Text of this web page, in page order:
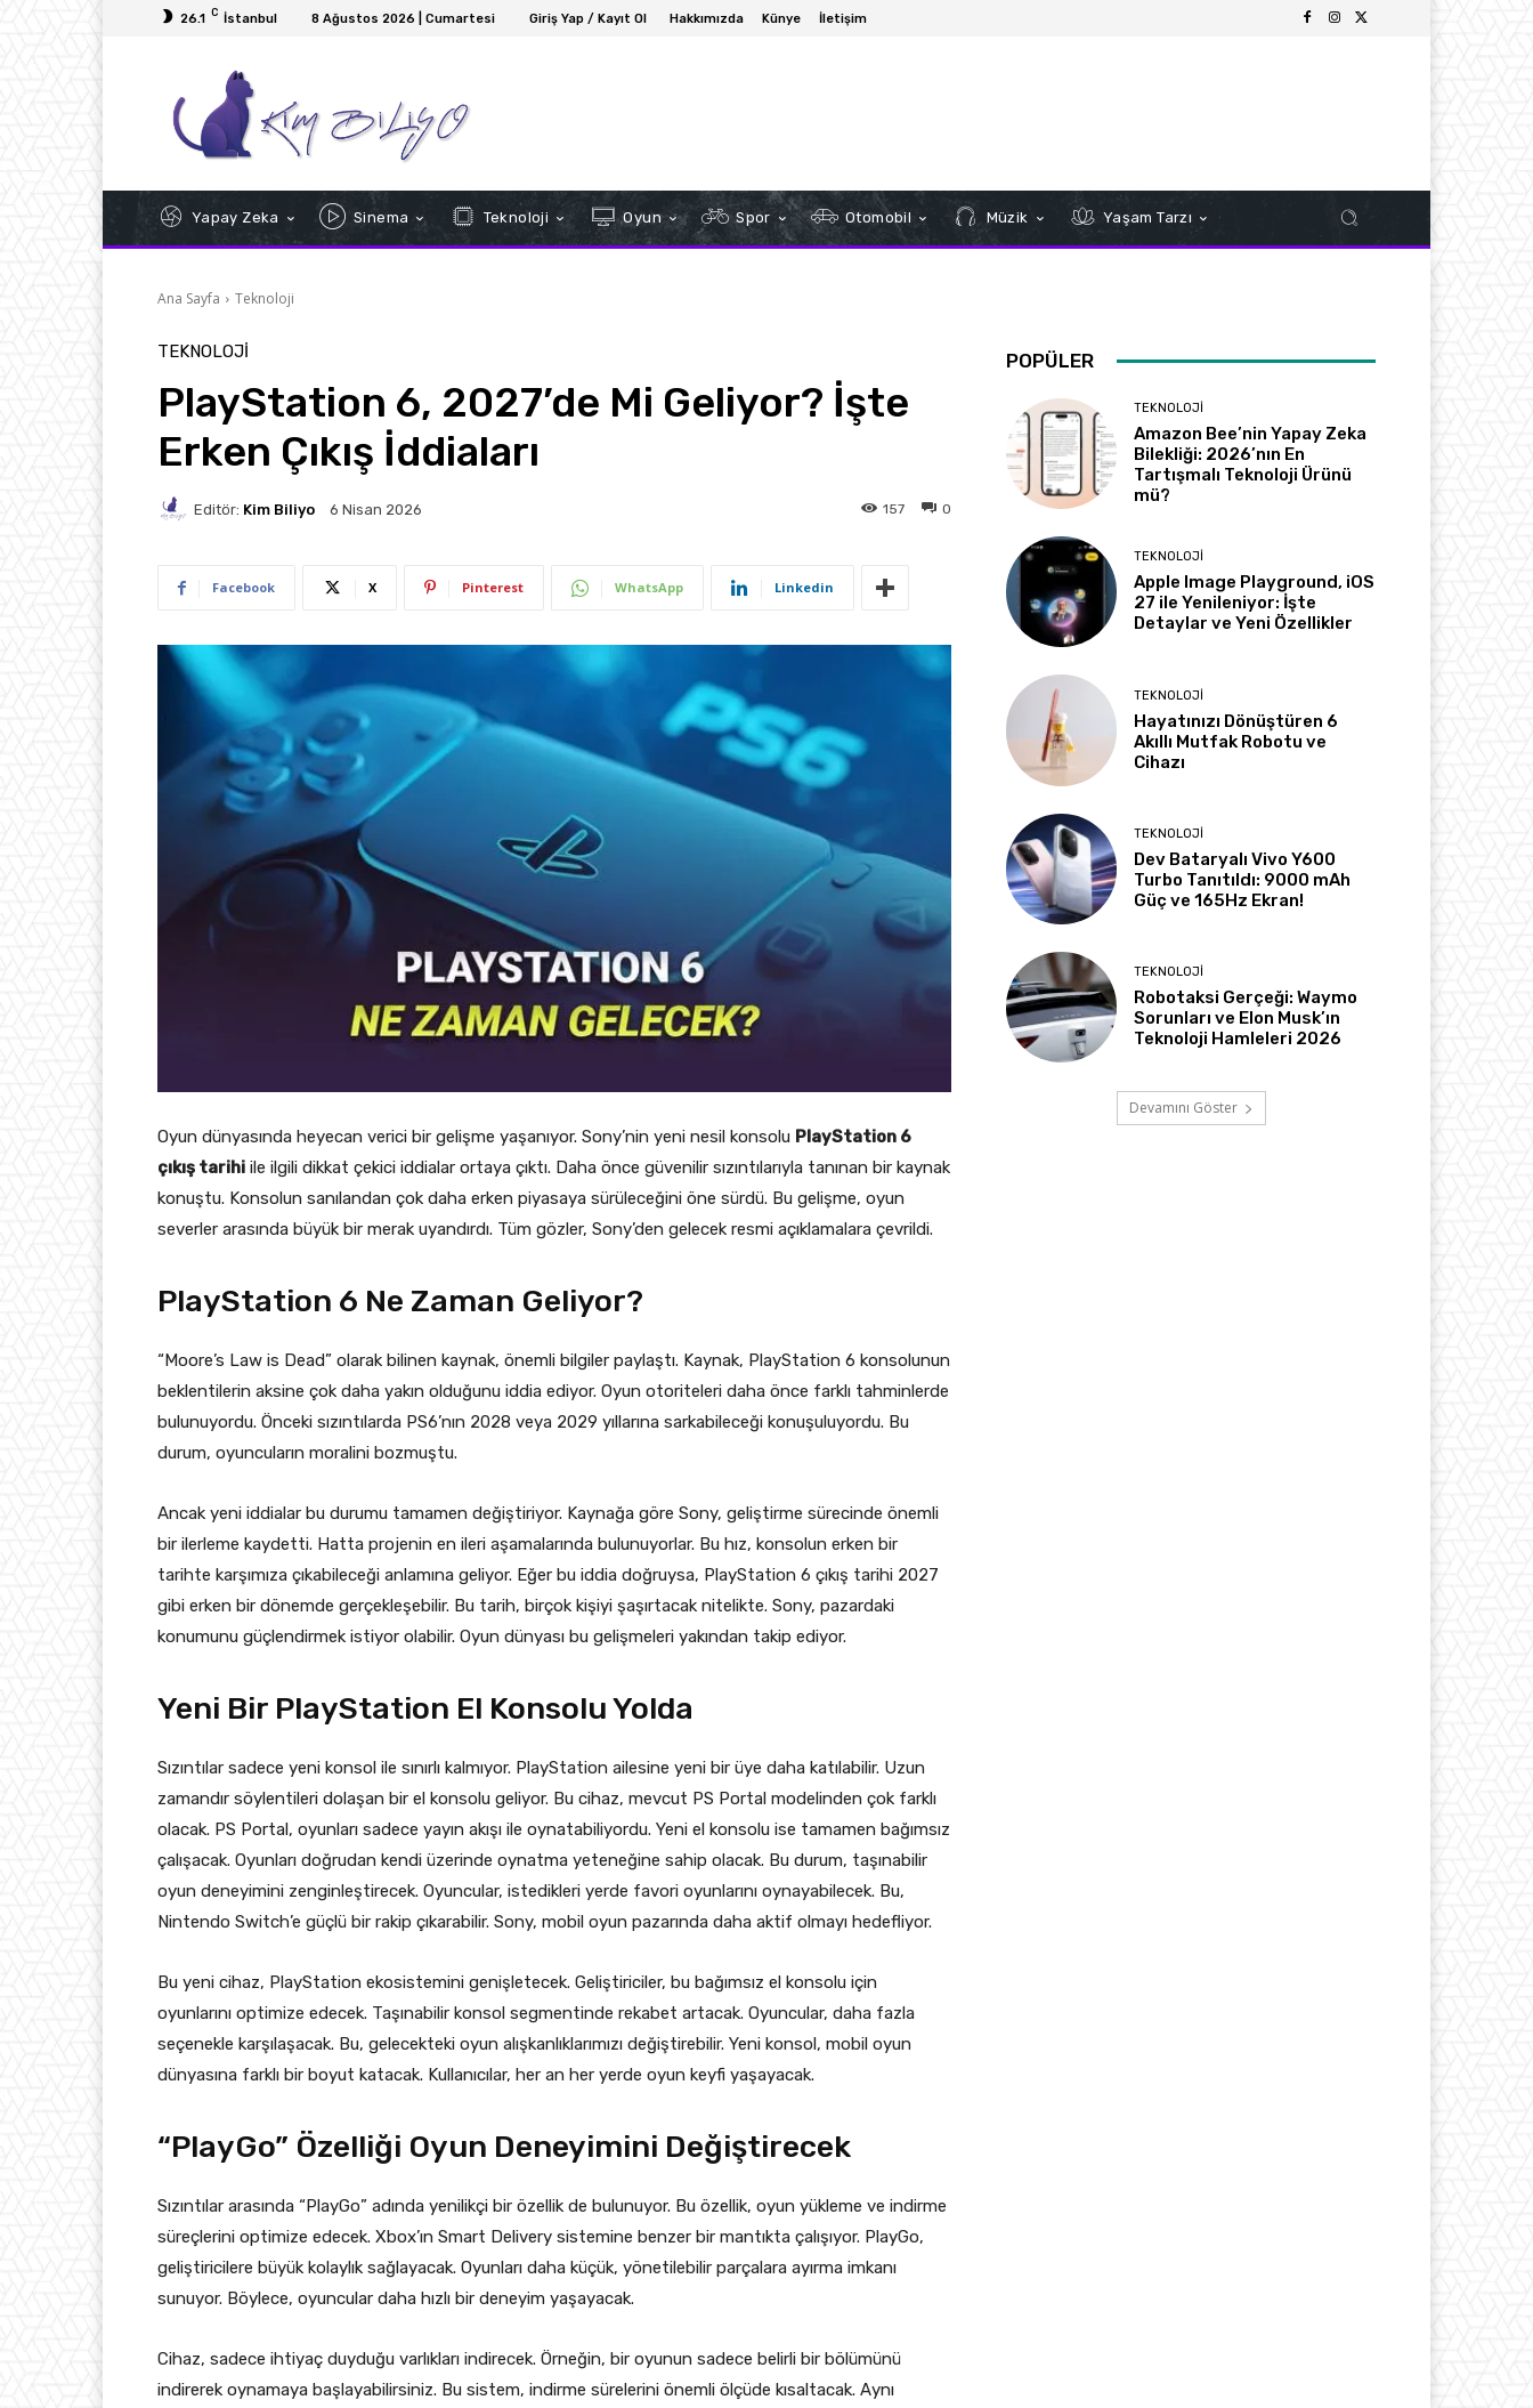
26.1 C İstanbul 8 Ağustos 2026 | Cumartesi Giriş Yap / Kayıt Ol Hakkımızda Künye İletişim
Yapay Zeka Sinema Teknoloji Oyun Spor Otomobil Müzik Yaşam Tarzı
Ana Sayfa Teknoloji
TEKNOLOJI
PlayStation 6, 2027’de Mi Geliyor? İşte
Erken Çıkış İddiaları
Editör: Kim Biliyo 6 Nisan 2026 0
157
Facebook X Pinterest WhatsApp Linkedin
Oyun dünyasında heyecan verici bir gelişme yaşanıyor. Sony’nin yeni nesil konsolu PlayStation 6
çıkış tarihi ile ilgili dikkat çekici iddialar ortaya çıktı. Daha önce güvenilir sızıntılarıyla tanınan bir kaynak
konuştu. Konsolun sanılandan çok daha erken piyasaya sürüleceğini öne sürdü. Bu gelişme, oyun
severler arasında büyük bir merak uyandırdı. Tüm gözler, Sony’den gelecek resmi açıklamalara çevrildi.
PlayStation 6 Ne Zaman Geliyor?
“Moore’s Law is Dead” olarak bilinen kaynak, önemli bilgiler paylaştı. Kaynak, PlayStation 6 konsolunun
beklentilerin aksine çok daha yakın olduğunu iddia ediyor. Oyun otoriteleri daha önce farklı tahminlerde
bulunuyordu. Önceki sızıntılarda PS6’nın 2028 veya 2029 yıllarına sarkabileceği konuşuluyordu. Bu
durum, oyuncuların moralini bozmuştu.
Ancak yeni iddialar bu durumu tamamen değiştiriyor. Kaynağa göre Sony, geliştirme sürecinde önemli
bir ilerleme kaydetti. Hatta projenin en ileri aşamalarında bulunuyorlar. Bu hız, konsolun erken bir
tarihte karşımıza çıkabileceği anlamına geliyor. Eğer bu iddia doğruysa, PlayStation 6 çıkış tarihi 2027
gibi erken bir dönemde gerçekleşebilir. Bu tarih, birçok kişiyi şaşırtacak nitelikte. Sony, pazardaki
konumunu güçlendirmek istiyor olabilir. Oyun dünyası bu gelişmeleri yakından takip ediyor.
Yeni Bir PlayStation El Konsolu Yolda
Sızıntılar sadece yeni konsol ile sınırlı kalmıyor. PlayStation ailesine yeni bir üye daha katılabilir. Uzun
zamandır söylentileri dolaşan bir el konsolu geliyor. Bu cihaz, mevcut PS Portal modelinden çok farklı
olacak. PS Portal, oyunları sadece yayın akışı ile oynatabiliyordu. Yeni el konsolu ise tamamen bağımsız
çalışacak. Oyunları doğrudan kendi üzerinde oynatma yeteneğine sahip olacak. Bu durum, taşınabilir
oyun deneyimini zenginleştirecek. Oyuncular, istedikleri yerde favori oyunlarını oynayabilecek. Bu,
Nintendo Switch’e güçlü bir rakip çıkarabilir. Sony, mobil oyun pazarında daha aktif olmayı hedefliyor.
Bu yeni cihaz, PlayStation ekosistemini genişletecek. Geliştiriciler, bu bağımsız el konsolu için
oyunlarını optimize edecek. Taşınabilir konsol segmentinde rekabet artacak. Oyuncular, daha fazla
seçenekle karşılaşacak. Bu, gelecekteki oyun alışkanlıklarımızı değiştirebilir. Yeni konsol, mobil oyun
dünyasına farklı bir boyut katacak. Kullanıcılar, her an her yerde oyun keyfi yaşayacak.
“PlayGo” Özelliği Oyun Deneyimini Değiştirecek
Sızıntılar arasında “PlayGo” adında yenilikçi bir özellik de bulunuyor. Bu özellik, oyun yükleme ve indirme
süreçlerini optimize edecek. Xbox’ın Smart Delivery sistemine benzer bir mantıkta çalışıyor. PlayGo,
geliştiricilere büyük kolaylık sağlayacak. Oyunları daha küçük, yönetilebilir parçalara ayırma imkanı
sunuyor. Böylece, oyuncular daha hızlı bir deneyim yaşayacak.
Cihaz, sadece ihtiyaç duyduğu varlıkları indirecek. Örneğin, bir oyunun sadece belirli bir bölümünü
indirerek oynamaya başlayabilirsiniz. Bu sistem, indirme sürelerini önemli ölçüde kısaltacak. Aynı
POPÜLER
TEKNOLOJI
Amazon Bee’nin Yapay Zeka
Bilekliği: 2026’nın En
Tartışmalı Teknoloji Ürünü
mü?
TEKNOLOJI
Apple Image Playground, iOS
27 ile Yenileniyor: İşte
Detaylar ve Yeni Özellikler
TEKNOLOJI
Hayatınızı Dönüştüren 6
Akıllı Mutfak Robotu ve
Cihazı
TEKNOLOJI
Dev Bataryalı Vivo Y600
Turbo Tanıtıldı: 9000 mAh
Güç ve 165Hz Ekran!
TEKNOLOJI
Robotaksi Gerçeği: Waymo
Sorunları ve Elon Musk’ın
Teknoloji Hamleleri 2026
Devamını Göster